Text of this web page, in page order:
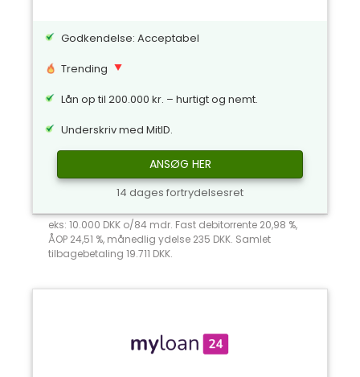
Godkendelse: Acceptabel
Trending
Lån op til 200.000 kr. – hurtigt og nemt.
Underskriv med MitID.
ANSØG HER
14 dages fortrydelsesret
eks: 10.000 DKK o/84 mdr. Fast debitorrente 20,98 %,
ÅOP 24,51 %, månedlig ydelse 235 DKK. Samlet
tilbagebetaling 19.711 DKK.